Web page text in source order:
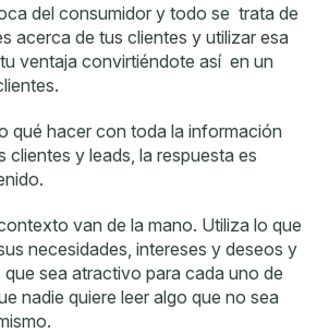
del consumidor y todo se trata de
acerca de tus clientes y utilizar esa
ventaja convirtiéndote así en un
qué hacer con toda la información
clientes y leads, la respuesta es
van de la mano. Utiliza lo que
necesidades, intereses y deseos y
sea atractivo para cada uno de
nadie quiere leer algo que no sea